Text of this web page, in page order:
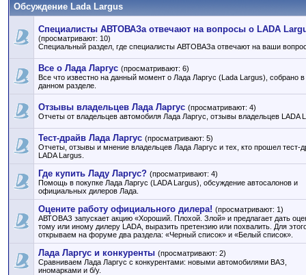
Обсуждение Lada Largus
Специалисты АВТОВАЗа отвечают на вопросы о LADA
(просматривают: 10)
Специальный раздел, где специалисты АВТОВАЗа отвечают на ваши
Все о Лада Ларгус (просматривают: 6)
Все что известно на данный момент о Лада Ларгус (Lada Largus), собрано в
данном разделе.
Отзывы владельцев Лада Ларгус (просматривают: 4)
Отчеты от владельцев автомобиля Лада Ларгус, отзывы владельцев LADA
Тест-драйв Лада Ларгус (просматривают: 5)
Отчеты, отзывы и мнение владельцев Лада Ларгус и тех, кто прошел тест-
LADA Largus.
Где купить Ладу Ларгус? (просматривают: 4)
Помощь в покупке Лада Ларгус (LADA Largus), обсуждение автосалонов и
официальных дилеров Лада.
Оцените работу официального дилера! (просматривают: 1)
АВТОВАЗ запускает акцию «Хороший. Плохой. Злой» и предлагает дать
тому или иному дилеру LADA, выразить претензию или похвалить. Для
открываем на форуме два раздела: «Черный список» и «Белый список».
Лада Ларгус и конкуренты (просматривают: 2)
Сравниваем Лада Ларгус с конкурентами: новыми автомобилями ВАЗ,
иномарками и б/у.